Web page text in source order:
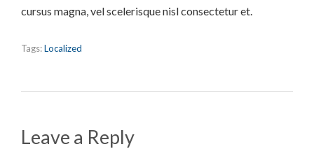
cursus magna, vel scelerisque nisl consectetur et.
Tags:Localized
Leave a Reply